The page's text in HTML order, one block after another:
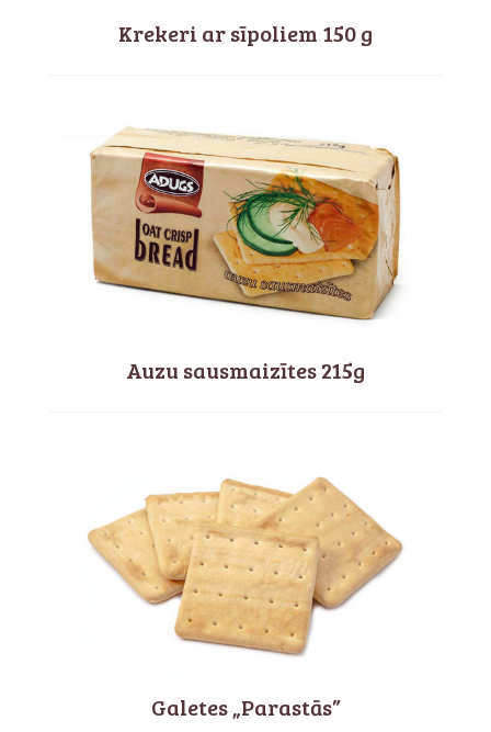
Krekeri ar sīpoliem 150 g
Auzu sausmaizītes 215g
Galetes „Parastās”